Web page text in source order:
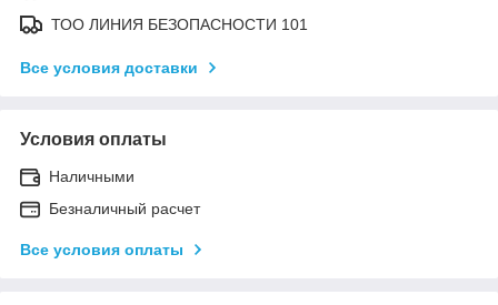
ТОО ЛИНИЯ БЕЗОПАСНОСТИ 101
Все условия доставки
Условия оплаты
Наличными
Безналичный расчет
Все условия оплаты